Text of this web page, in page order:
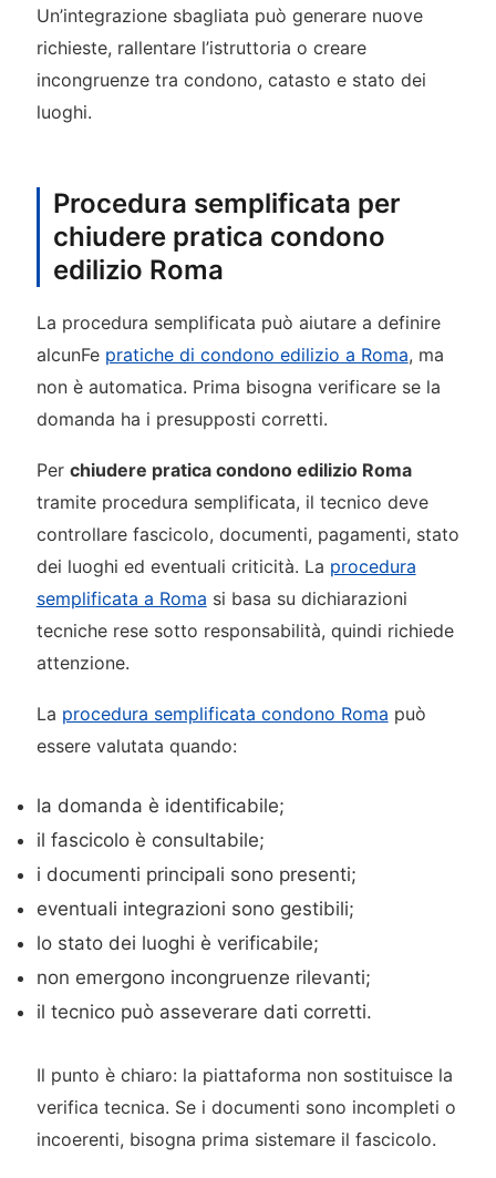
Un’integrazione sbagliata può generare nuove
richieste, rallentare l’istruttoria o creare
incongruenze tra condono, catasto e stato dei
luoghi.
Procedura semplificata per
chiudere pratica condono
edilizio Roma
La procedura semplificata può aiutare a definire
alcunFe pratiche di condono edilizio a Roma, ma
non è automatica. Prima bisogna verificare se la
domanda ha i presupposti corretti.
Per chiudere pratica condono edilizio Roma
tramite procedura semplificata, il tecnico deve
controllare fascicolo, documenti, pagamenti, stato
dei luoghi ed eventuali criticità. La procedura
semplificata a Roma si basa su dichiarazioni
tecniche rese sotto responsabilità, quindi richiede
attenzione.
La procedura semplificata condono Roma può
essere valutata quando:
la domanda è identificabile;
il fascicolo è consultabile;
i documenti principali sono presenti;
eventuali integrazioni sono gestibili;
lo stato dei luoghi è verificabile;
non emergono incongruenze rilevanti;
il tecnico può asseverare dati corretti.
Il punto è chiaro: la piattaforma non sostituisce la
verifica tecnica. Se i documenti sono incompleti o
incoerenti, bisogna prima sistemare il fascicolo.